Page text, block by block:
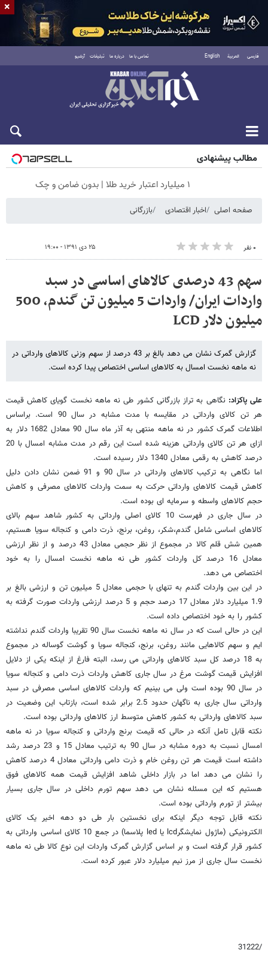
فارسی العربية English تماس با ما درباره ما تبلیغات آرشیو
جمعه ۱۶ مرداد ۱۴۰۵
مطالب پیشنهادی
۱ میلیارد اعتبار خرید طلا | بدون ضامن و چک
صفحه اصلی اخبار اقتصادی بازرگانی
۰ نفر ۲۵ دی ۱۳۹۱ - ۱۹:۰۰
سهم 43 درصدی کالاهای اساسی در سبد
واردات ایران/ واردات 5 میلیون تن گندم، 500
میلیون دلار LCD
گزارش گمرک نشان می دهد بالغ بر 43 درصد از سهم وزنی کالاهای وارداتی در
نه ماهه نخست امسال به کالاهای اساسی اختصاص پیدا کرده است.
علی پاکزاد: نگاهی به تراز بازرگانی کشور طی نه ماهه نخست گویای کاهش قیمت
هر تن کالای وارداتی در مقایسه با مدت مشابه در سال 90 است. براساس
اطلاعات گمرک کشور در نه ماهه منتهی به آذر ماه سال 90 معادل 1682 دلار به
ازای هر تن کالای وارداتی هزینه شده است این رقم در مدت مشابه امسال با 20
درصد کاهش به رقمی معادل 1340 دلار رسیده است.
اما نگاهی به ترکیب کالاهای وارداتی در سال 90 و 91 ضمن نشان دادن دلیل
کاهش قیمت کالاهای وارداتی حرکت به سمت واردات کالاهای مصرفی و کاهش
حجم کالاهای واسطه و سرمایه ای بوده است.
در سال جاری در فهرست 10 کالای اصلی وارداتی به کشور شاهد سهم بالای
کالاهای اساسی شامل گندم،شکر، روغن، برنج، ذرت دامی و کنجاله سویا هستیم،
همین شش قلم کالا در مجموع از نظر حجمی معادل 43 درصد و از نظر ارزشی
معادل 16 درصد کل واردات کشور طی نه ماهه نخست امسال را به خود
اختصاص می دهد.
در این بین واردات گندم به تنهای با حجمی معادل 5 میلیون تن و ارزشی بالغ بر
1.9 میلیارد دلار معادل 17 درصد حجم و 5 درصد ارزشی واردات صورت گرفته به
کشور را به خود اختصاص داده است.
این در حالی است که در سال نه ماهه نخست سال 90 تقریبا واردات گندم نداشته
ایم و سهم کالاهایی مانند روغن، برنج، کنجاله سویا و گوشت گوساله در مجموع
به 18 درصد کل سبد کالاهای وارداتی می رسد، البته فارغ از اینکه یکی از دلایل
افزایش قیمت گوشت مرغ در سال جاری کاهش واردات ذرت دامی و کنجاله سویا
در سال 90 بوده است ولی می بینیم که واردات کالاهای اساسی مصرفی در سبد
وارداتی سال جاری به ناگهان حدود 2.5 برابر شده است، بازتاب این وضعیت در
سبد کالاهای وارداتی به کشور کاهش متوسط ارز کالاهای وارداتی بوده است.
نکته قابل تامل آنکه در حالی که قیمت برنج وارداتی و کنجاله سویا در نه ماهه
امسال نسبت به دوره مشابه در سال 90 به ترتیب معادل 15 و 23 درصد رشد
داشته است قیمت هر تن روغن خام و ذرت دامی وارداتی معادل 4 درصد کاهش
را نشان می دهد اما در بازار داخلی شاهد افزایش قیمت همه کالاهای فوق
هستیم که این مسئله نشان می دهد سهم تورم داخلی در سال جاری بسیار
بیشتر از تورم وارداتی بوده است.
نکته قابل توجه دیگر اینکه برای نخستین بار طی دو دهه اخیر یک کالای
الکترونیکی (ماژول نمایشگرlcd یا led پلاسما) در جمع 10 کالای اساسی وارداتی به
کشور قرار گرفته است و بر اساس گزارش گمرک واردات این نوع کالا طی نه ماهه
نخست سال جاری از مرز نیم میلیارد دلار عبور کرده است.
/31222
×